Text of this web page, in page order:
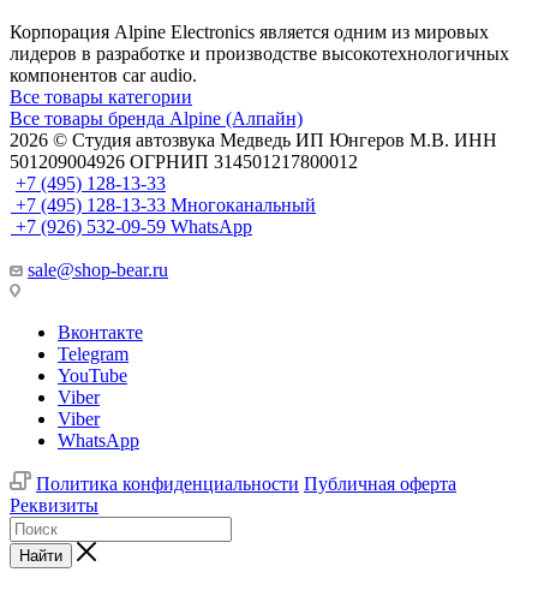
Корпорация Alpine Electronics является одним из мировых
лидеров в разработке и производстве высокотехнологичных
компонентов car audio.
Все товары категории
Все товары бренда Alpine (Алпайн)
2026 © Cтудия автозвука Медведь ИП Юнгеров М.В. ИНН
501209004926 ОГРНИП 314501217800012
+7 (495) 128-13-33
+7 (495) 128-13-33 Многоканальный
+7 (926) 532-09-59 WhatsApp
sale@shop-bear.ru
Вконтакте
Telegram
YouTube
Viber
Viber
WhatsApp
Политика конфиденциальности Публичная оферта
Реквизиты
Найти